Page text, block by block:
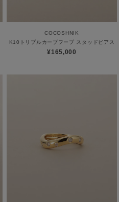
COCOSHNIK
K10トリプルカーブフープ スタッドピアス
¥165,000